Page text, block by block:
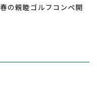
親睦ゴルフコンペ開